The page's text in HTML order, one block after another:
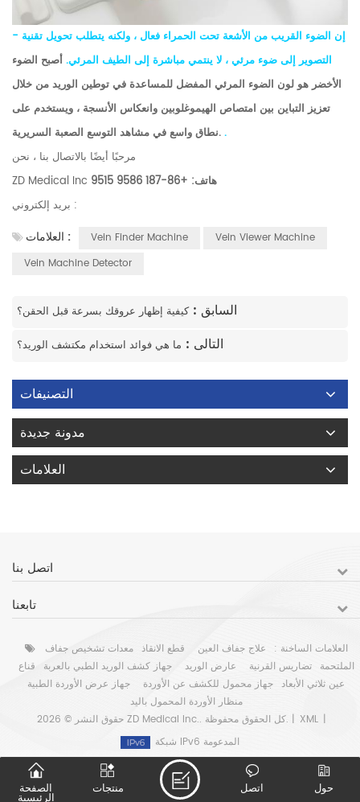
- إن الضوء القريب من الأشعة تحت الحمراء فعال ، ولكنه يتطلب تحويل تقنية
التصوير إلى ضوء مرئي ، لا ينتمي مباشرة إلى الطيف المرئي.أصبح الضوء
الأخضر هو لون الضوء المرئي المفضل للمساعدة في توطين الوريد من خلال
تعزيز التباين بين امتصاص الهيموغلوبين وانعكاس الأنسجة ، ويستخدم على
نطاق واسع في مشاهد التوسع الصعبة السريرية..
مرحبًا أيضًا بالاتصال بنا ، نحن
ZD Medical Inc
هاتف: +86-187 9586 9515
بريد إلكتروني :
العلامات : Vein Finder Machine
Vein Viewer Machine
Vein Machine Detector
السابق :كيفية إظهار عروقك بسرعة قبل الحقن؟
التالى : ما هي فوائد استخدام مكتشف الوريد؟
التصنيفات
مدونة جديدة
العلامات
اتصل بنا
تابعنا
العلامات الساخنة : علاج جفاف العين قطع الانقاذ معدات تشخيص جفاف
الملتحمة
تضاريس القرنية عارض الوريد جهاز كشف الوريد الطبي بالعربة
قناع
عين ثلاثي الأبعاد جهاز محمول للكشف عن الأوردة
جهاز عرض الأوردة الطبية
منظار الأوردة المحمول باليد
حقوق النشر © 2026 ZD Medical Inc.. كل الحقوق محفوظة. | XML |
شبكة IPv6 المدعومة
الصفحة
الرئيسية
منتجات حول اتصل